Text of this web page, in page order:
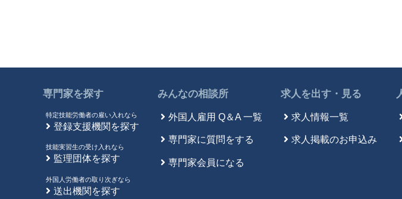
専門家を探す
特定技能労働者の雇い入れなら
登録支援機関を探す
技能実習生の受け入れなら
監理団体を探す
外国人労働者の取り次ぎなら
送出機関を探す
みんなの相談所
外国人雇用 Q＆A 一覧
専門家に質問をする
専門家会員になる
求人を出す・見る
求人情報一覧
求人掲載のお申込み